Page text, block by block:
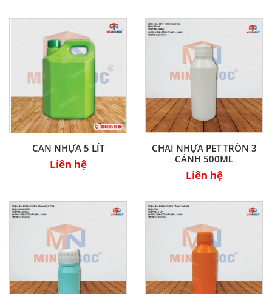
CAN NHỰA 5 LÍT
Liên hệ
CHAI NHỰA PET TRÒN 3
CÁNH 500ML
Liên hệ